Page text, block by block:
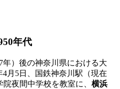
年代
）後の神奈川県における大
月5日、国鉄神奈川駅（現在
院夜間中学校を教室に、横浜